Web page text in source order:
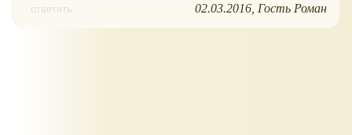
ответить 02.03.2016 Гость Роман